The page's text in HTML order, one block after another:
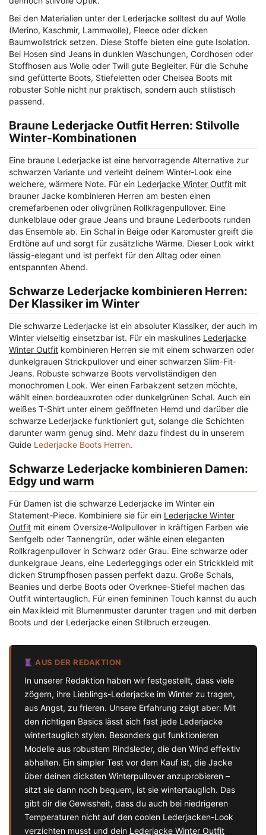
Bei den Materialien unter der Lederjacke solltest du auf Wolle
(Merino, Kaschmir, Lammwolle), Fleece oder dicken
Baumwollstrick setzen. Diese Stoffe bieten eine gute Isolation.
Bei Hosen sind Jeans in dunklen Waschungen, Cordhosen oder
Stoffhosen aus Wolle oder Twill gute Begleiter. Für die Schuhe
sind gefütterte Boots, Stiefeletten oder Chelsea Boots mit
robuster Sohle nicht nur praktisch, sondern auch stilistisch
passend.
Braune Lederjacke Outfit Herren: Stilvolle
Winter-Kombinationen
Eine braune Lederjacke ist eine hervorragende Alternative zur
schwarzen Variante und verleiht deinem Winter-Look eine
weichere, wärmere Note. Für ein Lederjacke Winter Outfit mit
brauner Jacke kombinieren Herren am besten einen
cremefarbenen oder olivgrünen Rollkragenpullover. Eine
dunkelblaue oder graue Jeans und braune Lederboots runden
das Ensemble ab. Ein Schal in Beige oder Karomuster greift die
Erdtöne auf und sorgt für zusätzliche Wärme. Dieser Look wirkt
lässig-elegant und ist perfekt für den Alltag oder einen
entspannten Abend.
Schwarze Lederjacke kombinieren Herren:
Der Klassiker im Winter
Die schwarze Lederjacke ist ein absoluter Klassiker, der auch im
Winter vielseitig einsetzbar ist. Für ein maskulines Lederjacke
Winter Outfit kombinieren Herren sie mit einem schwarzen oder
dunkelgrauen Strickpullover und einer schwarzen Slim-Fit-
Jeans. Robuste schwarze Boots vervollständigen den
monochromen Look. Wer einen Farbakzent setzen möchte,
wählt einen bordeauxroten oder dunkelgrünen Schal. Auch ein
weißes T-Shirt unter einem geöffneten Hemd und darüber die
schwarze Lederjacke funktioniert gut, solange die Schichten
darunter warm genug sind. Mehr dazu findest du in unserem
Guide Lederjacke Boots Herren.
Schwarze Lederjacke kombinieren Damen:
Edgy und warm
Für Damen ist die schwarze Lederjacke im Winter ein
Statement-Piece. Kombiniere sie für ein Lederjacke Winter
Outfit mit einem Oversize-Wollpullover in kräftigen Farben wie
Senfgelb oder Tannengrün, oder wähle einen eleganten
Rollkragenpullover in Schwarz oder Grau. Eine schwarze oder
dunkelgraue Jeans, eine Lederleggings oder ein Strickkleid mit
dicken Strumpfhosen passen perfekt dazu. Große Schals,
Beanies und derbe Boots oder Overknee-Stiefel machen das
Outfit wintertauglich. Für einen femininen Touch kannst du auch
ein Maxikleid mit Blumenmuster darunter tragen und mit derben
Boots und der Lederjacke einen Stilbruch erzeugen.
AUS DER REDAKTION
In unserer Redaktion haben wir festgestellt, dass viele
zögern, ihre Lieblings-Lederjacke im Winter zu tragen,
aus Angst, zu frieren. Unsere Erfahrung zeigt aber: Mit
den richtigen Basics lässt sich fast jede Lederjacke
wintertauglich stylen. Besonders gut funktionieren
Modelle aus robustem Rindsleder, die den Wind effektiv
abhalten. Ein simpler Test vor dem Kauf ist, die Jacke
über deinen dicksten Winterpullover anzuprobieren –
sitzt sie dann noch bequem, ist sie wintertauglich. Das
gibt dir die Gewissheit, dass du auch bei niedrigeren
Temperaturen nicht auf den coolen Lederjacken-Look
verzichten musst und dein Lederjacke Winter Outfit